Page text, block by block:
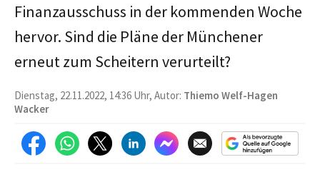
Finanzausschuss in der kommenden Woche
hervor. Sind die Pläne der Münchener
erneut zum Scheitern verurteilt?
Dienstag, 22.11.2022, 14:36 Uhr, Autor: Thiemo Welf-Hagen
Wacker